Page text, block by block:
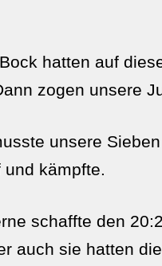
hatten auf
zogen unsere
unsere
kämpfte.
schaffte den
auch sie hatten